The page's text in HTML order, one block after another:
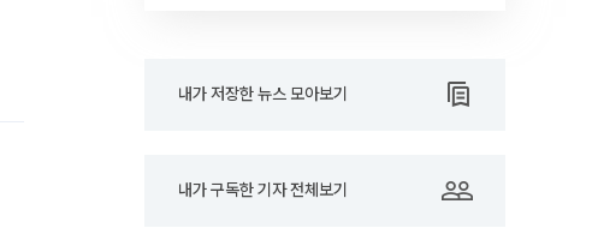
내가 저장한 뉴스 모아보기
내가 구독한 기자 전체보기